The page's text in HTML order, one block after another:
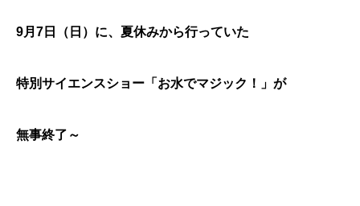
9月7日（日）に、夏休みから行っていた
特別サイエンスショー「お水でマジック！」が
無事終了～